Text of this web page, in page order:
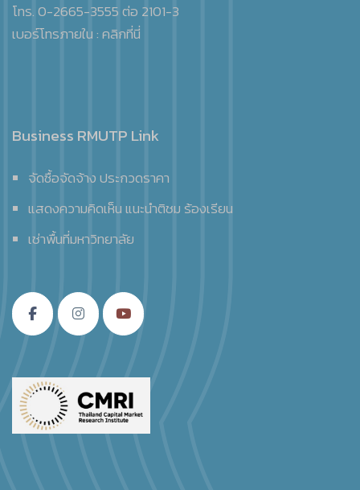
โทร. 0-2665-3555 ต่อ 2101-3
เบอร์โทรภายใน :คลิกที่นี่
Business RMUTP Link
จัดซื้อจัดจ้าง ประกวดราคา
แสดงความคิดเห็น แนะนำติชม ร้องเรียน
เช่าพื้นที่มหาวิทยาลัย